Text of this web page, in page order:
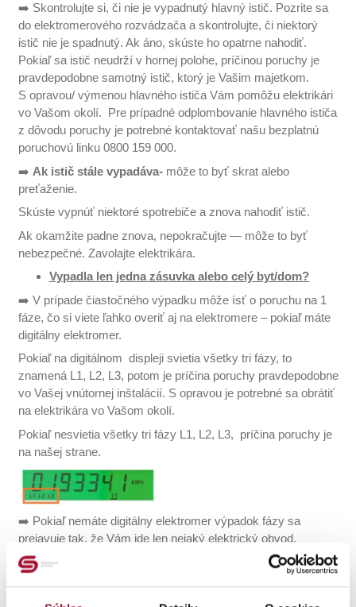
➡️ Skontrolujte si, či nie je vypadnutý hlavný istič. Pozrite sa
do elektromerového rozvádzača a skontrolujte, či niektorý
istič nie je spadnutý. Ak áno, skúste ho opatrne nahodiť.
Pokiaľ sa istič neudrží v hornej polohe, príčinou poruchy je
pravdepodobne samotný istič, ktorý je Vašim majetkom.
S opravou/ výmenou hlavného ističa Vám pomôžu elektrikári
vo Vašom okolí. Pre prípadné odplombovanie hlavného ističa
z dôvodu poruchy je potrebné kontaktovať našu bezplatnú
poruchovú linku 0800 159 000.
➡️ Ak istič stále vypadáva- môže to byť skrat alebo
preťaženie.
Skúste vypnúť niektoré spotrebiče a znova nahodiť istič.
Ak okamžite padne znova, nepokračujte — môže to byť
nebezpečné. Zavolajte elektrikára.
Vypadla len jedna zásuvka alebo celý byt/dom?
➡️ V prípade čiastočného výpadku môže ísť o poruchu na 1
fáze, čo si viete ľahko overiť aj na elektromere – pokiaľ máte
digitálny elektromer.
Pokiaľ na digitálnom displeji svietia všetky tri fázy, to
znamená L1, L2, L3, potom je príčina poruchy pravdepodobne
vo Vašej vnútornej inštalácií. S opravou je potrebné sa obrátiť
na elektrikára vo Vašom okolí.
Pokiaľ nesvietia všetky tri fázy L1, L2, L3, príčina poruchy je
na našej strane.
➡️ Pokiaľ nemáte digitálny elektromer výpadok fázy sa
prejavuje tak, že Vám ide len nejaký elektrický obvod.
Nejde o plánovanú odstávku?
➡️ Dôvodom výpadku elektriny nemusí byť vždy porucha.
Preto si prosím overte, či u Vás práve neprebieha plánovaná